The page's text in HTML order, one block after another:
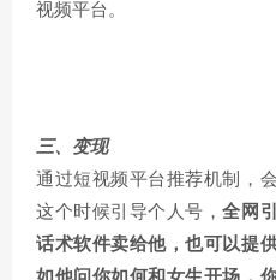
视频平台。
三、变现
通过短视频平台推荐机制，
这个时候引导个人号，全网
话术软件卖给他，也可以提